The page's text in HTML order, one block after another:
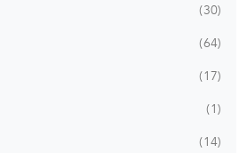
30
64
17
1
14